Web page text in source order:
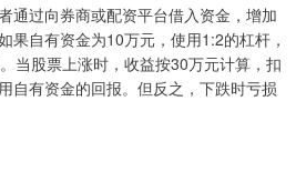
通过向券商或配资平台借入资金，增加
果自有资金为10万元，使用1:2的杠杆，
当股票上涨时，收益按30万元计算，扣
自有资金的回报。但反之，下跌时亏损